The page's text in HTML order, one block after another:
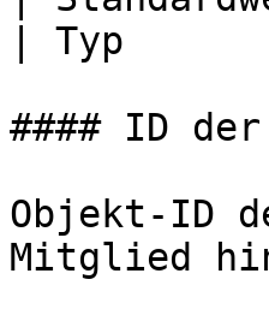
| Typ
#### ID
Objekt-ID
Mitglied